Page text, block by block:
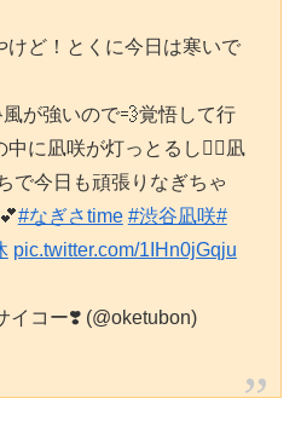
けど！とくに今日は寒いで
が強いので💨覚悟して行
に凪咲が灯っとるし❤️‍🔥凪
で今日も頑張りなぎちゃ
#なぎさtime #渋谷凪咲#
pic.twitter.com/1IHn0jGqju
コー❣️ (@oketubon)